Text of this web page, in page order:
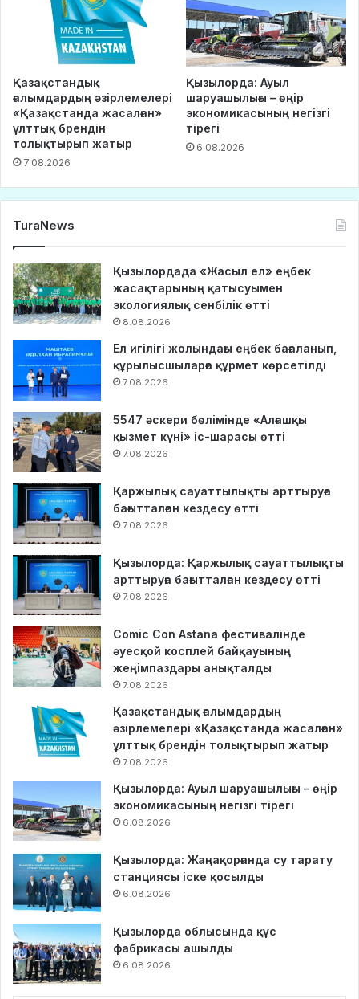
Қазақстандық
ғалымдардың әзірлемелері
«Қазақстанда жасалған»
ұлттық брендін
толықтырып жатыр
7.08.2026
Қызылорда: Ауыл
шаруашылығы – өңір
экономикасының негізгі
тірегі
6.08.2026
TuraNews
Қызылордада «Жасыл ел» еңбек
жасақтарының қатысуымен
экологиялық сенбілік өтті
8.08.2026
Ел игілігі жолындағы еңбек бағаланып,
құрылысшыларға құрмет көрсетілді
7.08.2026
5547 әскери бөлімінде «Алғашқы
қызмет күні» іс-шарасы өтті
7.08.2026
Қаржылық сауаттылықты арттыруға
бағытталған кездесу өтті
7.08.2026
Қызылорда: Қаржылық сауаттылықты
арттыруға бағытталған кездесу өтті
7.08.2026
Comic Con Astana фестивалінде
әуесқой косплей байқауының
жеңімпаздары анықталды
7.08.2026
Қазақстандық ғалымдардың
әзірлемелері «Қазақстанда жасалған»
ұлттық брендін толықтырып жатыр
7.08.2026
Қызылорда: Ауыл шаруашылығы – өңір
экономикасының негізгі тірегі
6.08.2026
Қызылорда: Жаңақорғанда су тарату
станциясы іске қосылды
6.08.2026
Қызылорда облысында құс
фабрикасы ашылды
6.08.2026